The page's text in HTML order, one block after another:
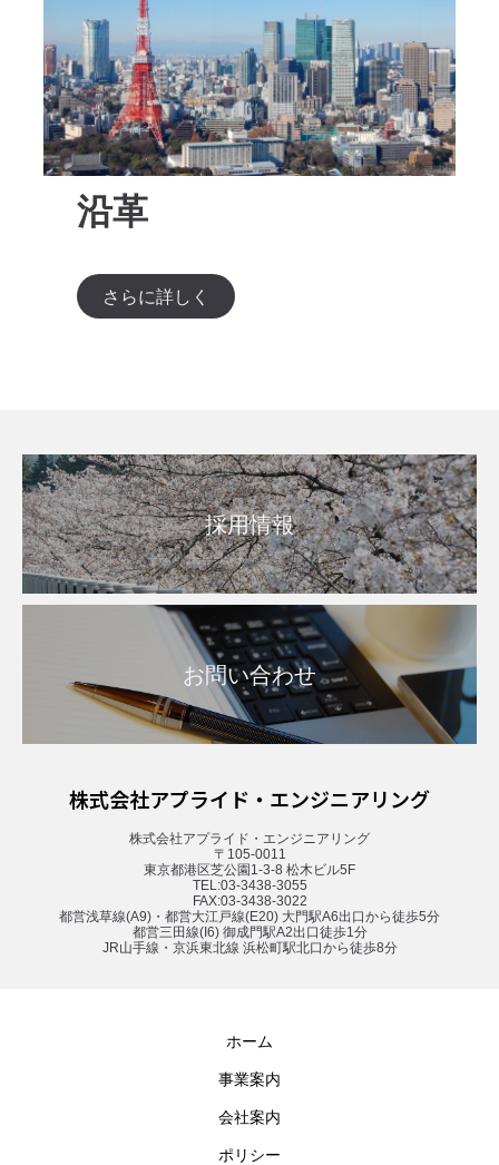
沿革
さらに詳しく
採用情報
お問い合わせ
株式会社アプライド・エンジニアリング
株式会社アプライド・エンジニアリング
〒105-0011
東京都港区芝公園1-3-8 松木ビル5F
TEL:03-3438-3055
FAX:03-3438-3022
都営浅草線(A9)・都営大江戸線(E20) 大門駅A6出口から徒歩5分
都営三田線(I6) 御成門駅A2出口徒歩1分
JR山手線・京浜東北線 浜松町駅北口から徒歩8分
ホーム
事業案内
会社案内
ポリシー